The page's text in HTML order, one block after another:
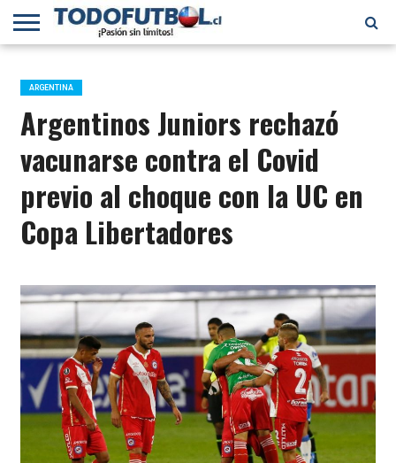
PRIMERA
B
SELECCIÓN
CHILENA
CHILENOS
EN EL
MUNDO
FÚTBOL
INTERNACIONAL
ARGENTINA
Argentinos Juniors rechazó
vacunarse contra el Covid
previo al choque con la UC en
Copa Libertadores